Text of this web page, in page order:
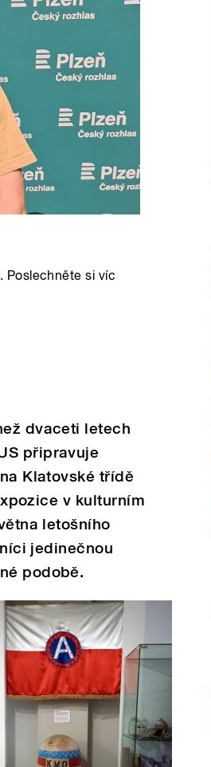
Poslechněte si víc
dvaceti letech
připravuje
Klatovské třídě
v kulturním
letošního
jedinečnou
podobě.